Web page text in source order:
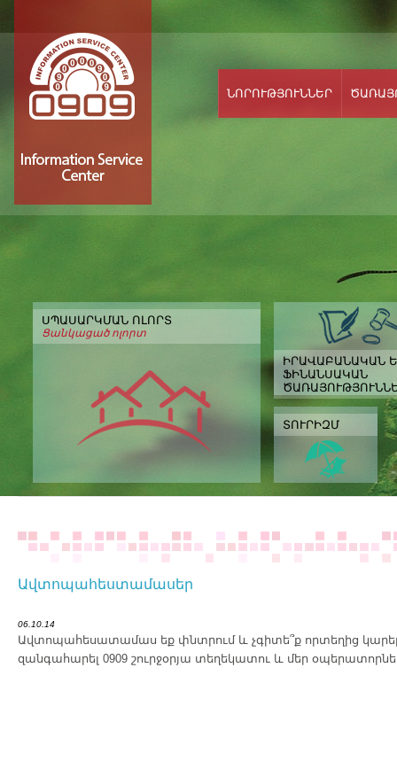
ՆՈՐՈՒԹՅՈՒՆՆԵՐ
ՍՊԱՍԱՐԿՄԱՆ ՈԼՈՐՏ
Ցանկացած ոլորտ
ԻՐԱՎԱԲԱՆԱԿԱՆ
ՖԻՆԱՆՍԱԿԱՆ
ՏՈՒՐԻԶՄ
Ավտոպահեստամասեր
06.10.14
Ավտոպահեսատամաս եք փնտրում և չգիտե՞ք որտեղից
զանգահարել 0909 շուրջօրյա տեղեկատու և մեր